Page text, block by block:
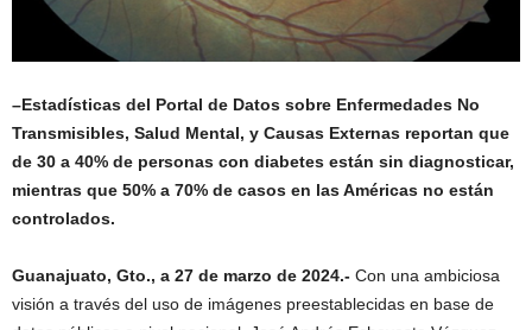
–Estadísticas del Portal de Datos sobre Enfermedades No
Transmisibles, Salud Mental, y Causas Externas reportan que
de 30 a 40% de personas con diabetes están sin diagnosticar,
mientras que 50% a 70% de casos en las Américas no están
controlados.
Guanajuato, Gto., a 27 de marzo de 2024.- Con una ambiciosa
visión a través del uso de imágenes preestablecidas en base de